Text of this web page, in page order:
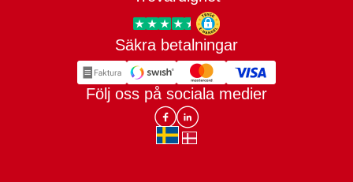
Trygg E-handel
Säkra betalningar
Följ oss på sociala medier
Lomax DK Facebook
Lomax SE LinkIn
sv-SEda-DK